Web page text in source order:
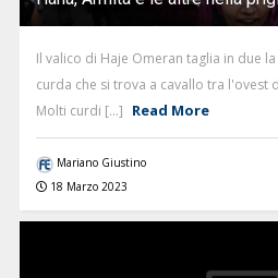
Il valico di Haje Omeran taglia in due
curda che si trova a cavallo tra l'ovest
Molti curdi [...] Read More
Mariano Giustino
18 Marzo 2023